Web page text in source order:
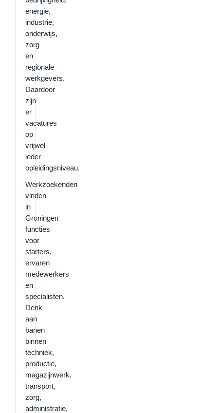
energie,
industrie,
onderwijs,
zorg
en
regionale
werkgevers.
Daardoor
zijn
er
vacatures
op
vrijwel
ieder
opleidingsniveau.
Werkzoekenden
vinden
in
Groningen
functies
voor
starters,
ervaren
medewerkers
en
specialisten.
Denk
aan
banen
binnen
techniek,
productie,
magazijnwerk,
transport,
zorg,
administratie,